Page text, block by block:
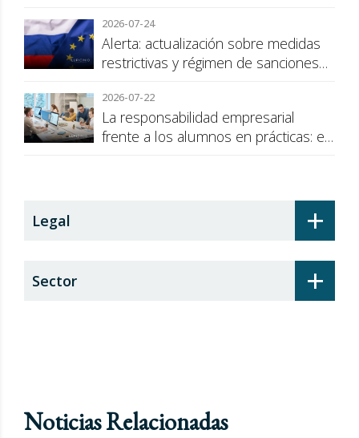
2026-07-24
Alerta: actualización sobre medidas
restrictivas y régimen de sanciones
2026-07-22
La responsabilidad empresarial
frente a los alumnos en prácticas: el
+
Legal
+
Sector
Noticias Relacionadas